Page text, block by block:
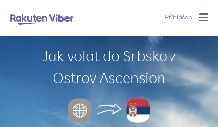
Přihlášení
Jak volat do Srbsko z
Ostrov Ascension